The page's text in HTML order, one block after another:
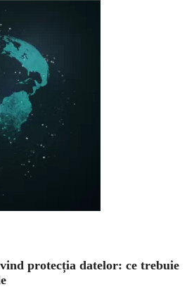
protecția datelor: ce trebuie